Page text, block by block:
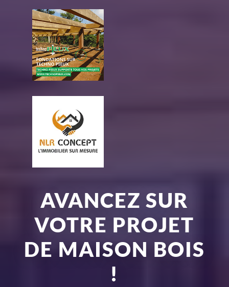
AVANCEZ SUR
VOTRE PROJET
DE MAISON BOIS
!